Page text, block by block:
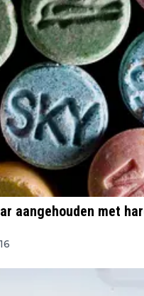
aangehouden met